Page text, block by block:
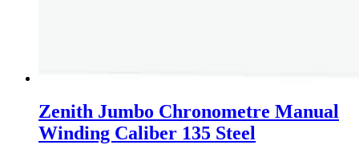
Zenith Jumbo Chronometre Manual
Winding Caliber 135 Steel